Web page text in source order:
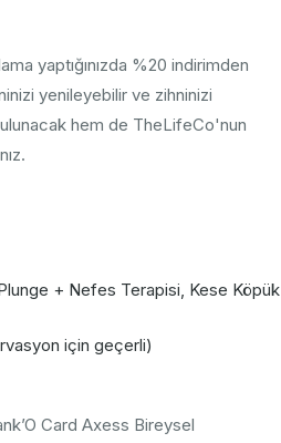
yaptığınızda %20 indirimden
yenileyebilir ve zihninizi
hem de TheLifeCo'nun
+ Nefes Terapisi, Kese Köpük
için geçerli)
Card Axess Bireysel